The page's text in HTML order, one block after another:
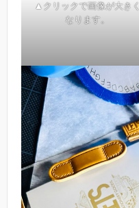
▲クリックで画像が大きく
なります。